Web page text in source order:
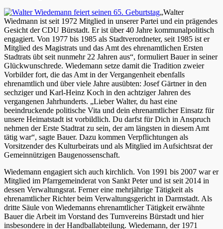
„Walter
Wiedmann ist seit 1972 Mitglied in unserer Partei und ein prägendes
Gesicht der CDU Bürstadt. Er ist über 40 Jahre kommunalpolitisch
engagiert. Von 1977 bis 1985 als Stadtverordneter, seit 1985 ist er
Mitglied des Magistrats und das Amt des ehrenamtlichen Ersten
Stadtrats übt seit nunmehr 22 Jahren aus“, formuliert Bauer in seiner
Glückwunschrede. Wiedemann setze damit die Tradition zweier
Vorbilder fort, die das Amt in der Vergangenheit ebenfalls
ehrenamtlich und über viele Jahre ausübten: Josef Gärtner in den
sechziger und Karl-Heinz Koch in den achtziger Jahren des
vergangenen Jahrhunderts. „Lieber Walter, du hast eine
beeindruckende politische Vita und dein ehrenamtlicher Einsatz für
unsere Heimatstadt ist vorbildlich. Du darfst für Dich in Anspruch
nehmen der Erste Stadtrat zu sein, der am längsten in diesem Amt
tätig war“, sagte Bauer. Dazu kommen Verpflichtungen als
Vorsitzender des Kulturbeirats und als Mitglied im Aufsichtsrat der
Gemeinnützigen Baugenossenschaft.
Wiedemann engagiert sich auch kirchlich. Von 1991 bis 2007 war er
Mitglied im Pfarrgemeinderat von Sankt Peter und ist seit 2014 in
dessen Verwaltungsrat. Ferner eine mehrjährige Tätigkeit als
ehrenamtlicher Richter beim Verwaltungsgericht in Darmstadt. Als
dritte Säule von Wiedemanns ehrenamtlicher Tätigkeit erwähnte
Bauer die Arbeit im Vorstand des Turnvereins Bürstadt und hier
insbesondere in der Handballabteilung. Wiedemann, der 1971